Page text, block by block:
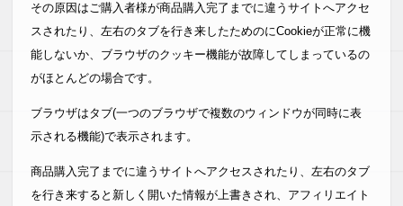
その原因はご購入者様が商品購入完了までに違うサイトへアクセ
スされたり、左右のタブを行き来したためのにCookieが正常に機
能しないか、ブラウザのクッキー機能が故障してしまっているの
がほとんどの場合です。
ブラウザはタブ(一つのブラウザで複数のウィンドウが同時に表
示される機能)で表示されます。
商品購入完了までに違うサイトへアクセスされたり、左右のタブ
を行き来すると新しく開いた情報が上書きされ、アフィリエイト